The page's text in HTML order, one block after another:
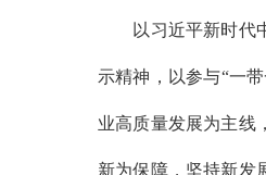
以习近平新时代中
示精神，以参与“一
业高质量发展为主线
新为保障，坚持新发